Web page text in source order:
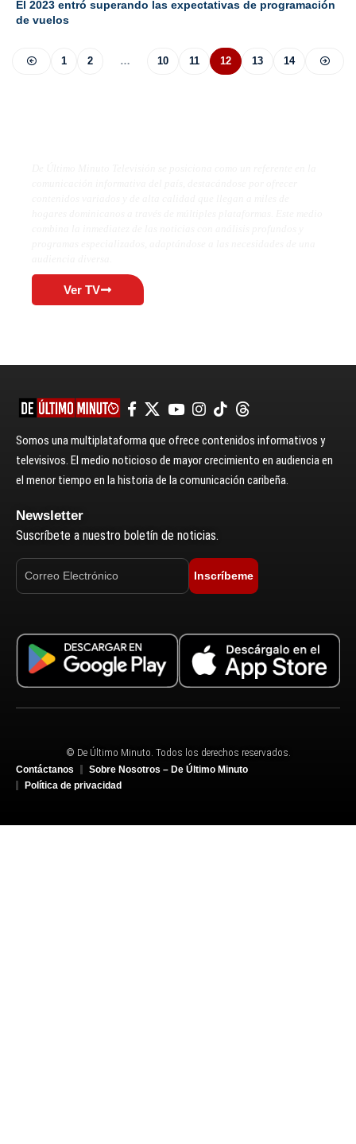
El 2023 entró superando las expectativas de programación
de vuelos
1 2 … 10 11 12 13 14
Ver TV
Somos una multiplataforma que ofrece contenidos informativos y
televisivos. El medio noticioso de mayor crecimiento en audiencia en
el menor tiempo en la historia de la comunicación caribeña.
Newsletter
Suscríbete a nuestro boletín de noticias.
Inscríbeme
© De Último Minuto. Todos los derechos reservados.
Contáctanos
Sobre Nosotros – De Último Minuto
Política de privacidad